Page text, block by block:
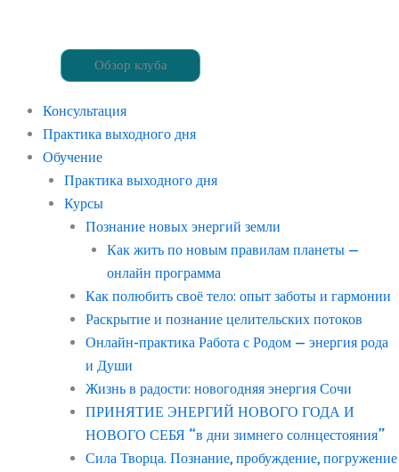
Обзор клуба
Консультация
Практика выходного дня
Обучение
Практика выходного дня
Курсы
Познание новых энергий земли
Как жить по новым правилам планеты —
онлайн программа
Как полюбить своё тело: опыт заботы и гармонии
Раскрытие и познание целительских потоков
Онлайн-практика Работа с Родом — энергия рода
и Души
Жизнь в радости: новогодняя энергия Сочи
ПРИНЯТИЕ ЭНЕРГИЙ НОВОГО ГОДА И
НОВОГО СЕБЯ “в дни зимнего солнцестояния”
Сила Творца. Познание, пробуждение, погружение